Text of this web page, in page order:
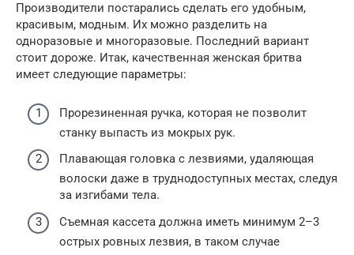
Производители постарались сделать его удобным,
красивым, модным. Их можно разделить на
одноразовые и многоразовые. Последний вариант
стоит дороже. Итак, качественная женская бритва
имеет следующие параметры:
Прорезиненная ручка, которая не позволит
станку выпасть из мокрых рук.
Плавающая головка с лезвиями, удаляющая
волоски даже в труднодоступных местах, следуя
за изгибами тела.
Съемная кассета должна иметь минимум 2–3
острых ровных лезвия, в таком случае